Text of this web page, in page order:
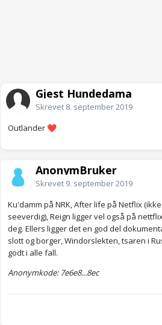
Gjest Hundedama
Skrevet 8. september 2019
Outlander ❤️
AnonymBruker
Skrevet 9. september 2019
Ku'damm på NRK, After life på Netflix
seeverdig), Reign ligger vel også på
deg. Ellers ligger det en god del
slott og borger, Windorslekten, tsaren i
godt i alle fall.
Anonymkode: 7e6e8...8ec